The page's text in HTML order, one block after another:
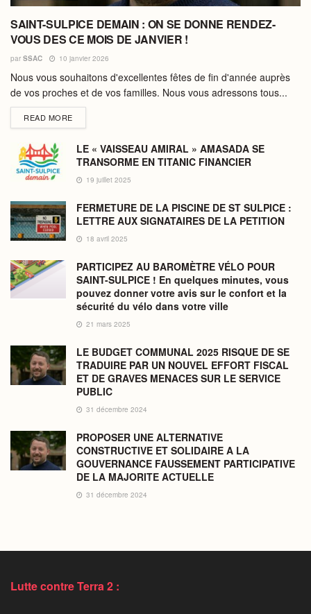
SAINT-SULPICE DEMAIN : ON SE DONNE RENDEZ-
VOUS DES CE MOIS DE JANVIER !
par SSAC 10 janvier 2026
Nous vous souhaitons d'excellentes fêtes de fin d'année auprès
de vos proches et de vos familles. Nous vous adressons tous...
READ MOREDETAILS
LE « VAISSEAU AMIRAL » AMASADA SE
TRANSORME EN TITANIC FINANCIER
19 juillet 2025
FERMETURE DE LA PISCINE DE ST SULPICE :
LETTRE AUX SIGNATAIRES DE LA PETITION
18 avril 2025
PARTICIPEZ AU BAROMÈTRE VÉLO POUR
SAINT-SULPICE ! En quelques minutes, vous
pouvez donner votre avis sur le confort et la
sécurité du vélo dans votre ville
21 mars 2025
LE BUDGET COMMUNAL 2025 RISQUE DE SE
TRADUIRE PAR UN NOUVEL EFFORT FISCAL
ET DE GRAVES MENACES SUR LE SERVICE
PUBLIC
31 décembre 2024
PROPOSER UNE ALTERNATIVE
CONSTRUCTIVE ET SOLIDAIRE A LA
GOUVERNANCE FAUSSEMENT PARTICIPATIVE
DE LA MAJORITE ACTUELLE
31 décembre 2024
Lutte contre Terra 2 :